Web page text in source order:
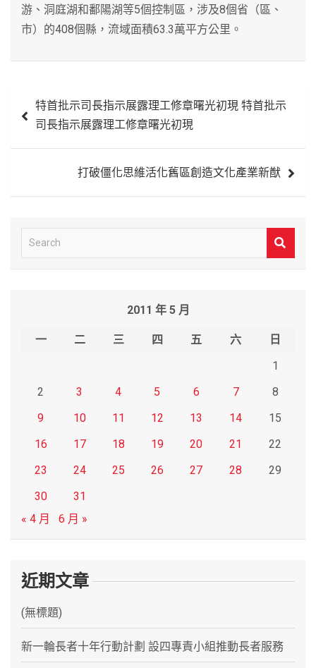
游、洞庭湖和鄱陽湖等5個控制區，涉及8個省（區、
市）的408個縣，流域面積63.3萬平方公里。
章 特首批示司長指示展露理工修章曙光初現 特首批示
司長指示展露理工修章曙光初現
打破僵化思維活化舊區創造文化產業新猷
e
2011 年 5 月
一 二 三 四 五 六
日
1
2
3 4 5 6 7
8
9
10 11 12 13 14
15
16
17 18 19 20 21
22
23
24 25 26 27 28
29
30
31
« 4 月
6 月 »
近期文章
(無標題)
新一輪長者十年行動計劃 設四專責小組推動長者服務